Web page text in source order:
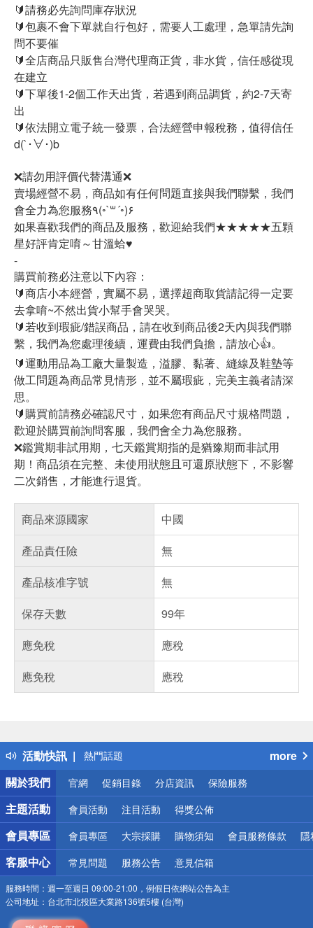
🔰請務必先詢問庫存狀況
🔰包裹不會下單就自行包好，需要人工處理，急單請先詢
問不要催
🔰全店商品只販售台灣代理商正貨，非水貨，信任感從現
在建立
🔰下單後1-2個工作天出貨，若遇到商品調貨，約2-7天寄
出
🔰依法開立電子統一發票，合法經營申報稅務，值得信任
d(`･∀･)b
❌請勿用評價代替溝通❌
賣場經營不易，商品如有任何問題直接與我們聯繫，我們
會全力為您服務٩(◦`꒳´◦)۶
如果喜歡我們的商品及服務，歡迎給我們★★★★★五顆
星好評肯定唷～甘溫蛤♥
-
購買前務必注意以下內容：
🔰商店小本經營，實屬不易，選擇超商取貨請記得一定要
去拿唷~不然出貨小幫手會哭哭。
🔰若收到瑕疵/錯誤商品，請在收到商品後2天內與我們聯
繫，我們為您處理後續，運費由我們負擔，請放心👍。
🔰運動用品為工廠大量製造，溢膠、黏著、縫線及鞋墊等
做工問題為商品常見情形，並不屬瑕疵，完美主義者請深
思。
🔰購買前請務必確認尺寸，如果您有商品尺寸規格問題，
歡迎於購買前詢問客服，我們會全力為您服務。
❌鑑賞期非試用期，七天鑑賞期指的是猶豫期而非試用
期！商品須在完整、未使用狀態且可還原狀態下，不影響
二次銷售，才能進行退貨。
商品來源國家
中國
產品責任險
無
產品核准字號
無
保存天數
99年
應免稅
應稅
應免稅
應稅
活動快訊
得獎公告
熱門話題
銀行優惠
偏遠地區配送
詐騙網頁！請小心！
more
關於我們
官網 促銷目錄 分店資訊 保險服務
主題活動 會員活動 注目活動 得獎公佈
會員專區 會員專區 大宗採購 購物須知 會員服務條款 隱
客服中心 常見問題 服務公告 意見信箱
服務時間： 週一至週日 09:00-21:00，例假日依網站公告為主
公司地址： 台北市北投區大業路136號5樓 (台灣)